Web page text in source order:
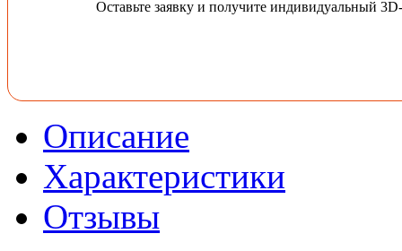
Оставьте заявку и получите индивидуальный
Описание
Характеристики
Отзывы